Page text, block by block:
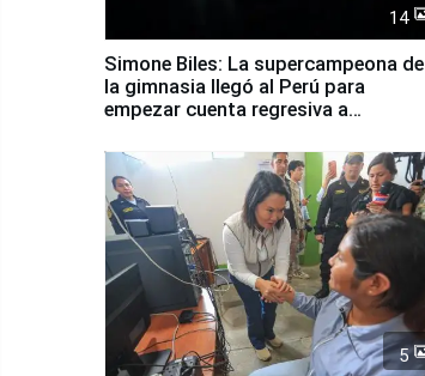
14
Simone Biles: La supercampeona de
la gimnasia llegó al Perú para
empezar cuenta regresiva a
5